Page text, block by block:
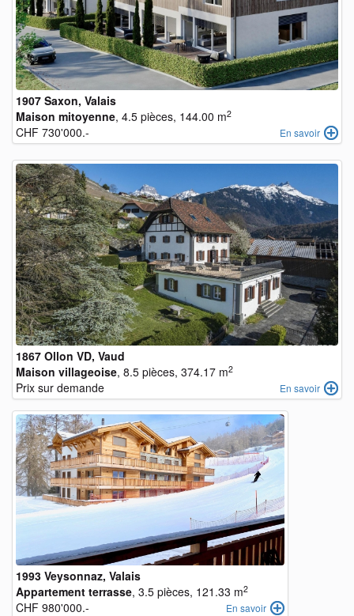
1907 Saxon, Valais
Maison mitoyenne, 4.5 pièces, 144.00 m2
CHF 730'000.- En savoir
1867 Ollon VD, Vaud
Maison villageoise, 8.5 pièces, 374.17 m2
Prix sur demande En savoir
1993 Veysonnaz, Valais
Appartement terrasse, 3.5 pièces, 121.33 m2
CHF 980'000.- En savoir